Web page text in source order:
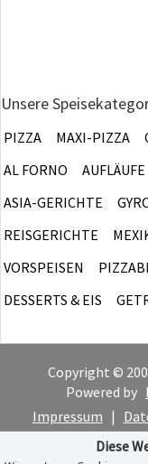
Unsere
PIZZA MAXI-PIZZA
AL FORNO
AUFLÄUFE
ASIA-GERICHTE
REISGERICHTE
VORSPEISEN
DESSERTS & EIS
Copyright ©
Powered by
Impressum |
Diese